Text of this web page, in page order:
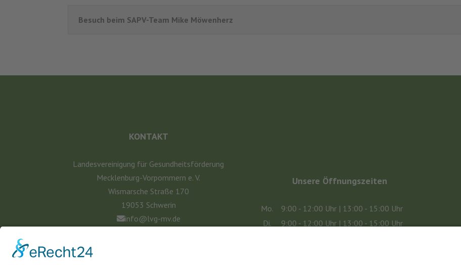
Besuch beim SAPV-Team Mike Möwenherz
KONTAKT
Landesvereinigung für Gesundheitsförderung
Mecklenburg-Vorpommern e. V.
Wismarsche Straße 170
19053 Schwerin
info@lvg-mv.de
Unsere Öffnungszeiten
Mo.
9:00 - 12:00 Uhr | 13:00 - 15:00 Uhr
Di.
9:00 - 12:00 Uhr | 13:00 - 15:00 Uhr